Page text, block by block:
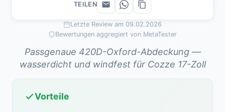
Letzte Review am 09.02.2026
Bewertungen aggregiert von MetaTester
Passgenaue 420D-Oxford-Abdeckung —
wasserdicht und windfest für Cozze 17-Zoll
Vorteile
TEILEN